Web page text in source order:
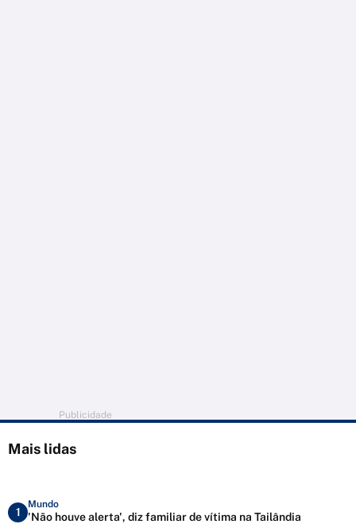
Publicidade
Mais lidas
1
Mundo
'Não houve alerta', diz familiar de vítima na Tailândia